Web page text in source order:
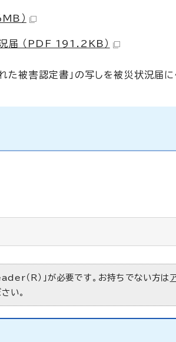
）
届 （PDF 191.2KB）
被害認定書」の写しを被災状況届に
（R）」が必要です。お持ちでない方は
い。